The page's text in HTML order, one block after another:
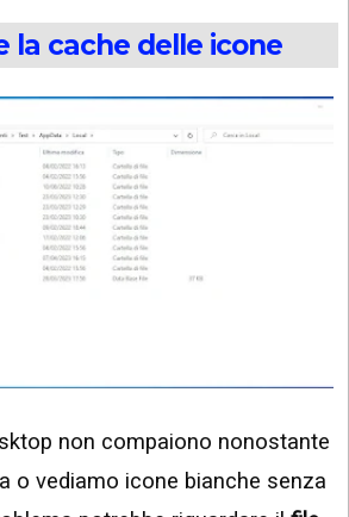
la cache delle icone
non compaiono nonostante
o vediamo icone bianche senza